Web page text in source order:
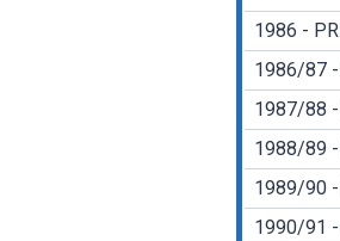
1986 -
1986/87 -
1987/88 -
1988/89 -
1989/90 -
1990/91 -